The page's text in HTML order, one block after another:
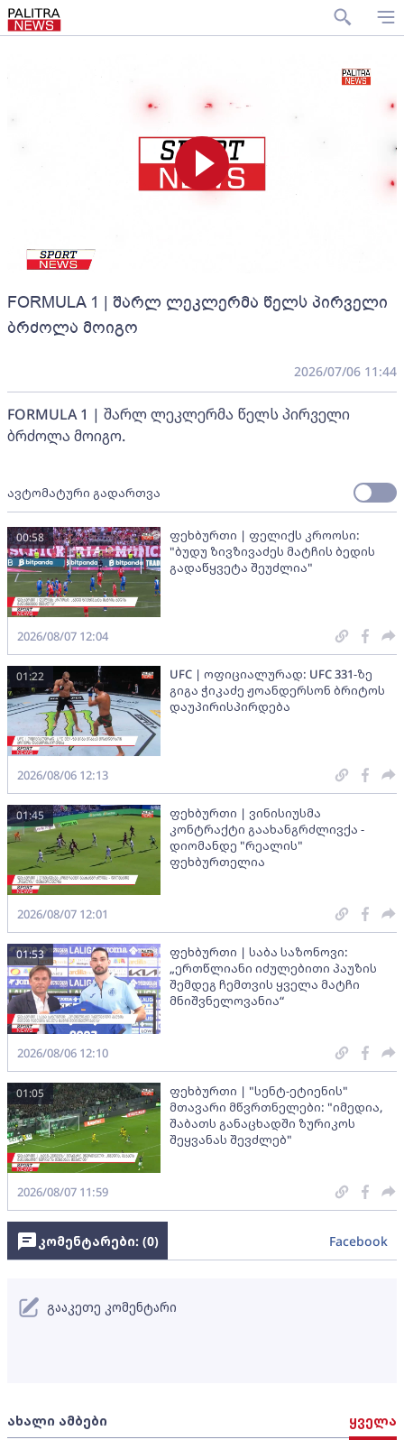
FORMULA 1 | შარლ ლეკლერმა წელს პირველი
ბრძოლა მოიგო
2026/07/06 11:44
FORMULA 1 | შარლ ლეკლერმა წელს პირველი
ბრძოლა მოიგო.
ავტომატური გადართვა
ფეხბურთი | ფელიქს კროოსი:
"ბუდუ ზივზივაძეს მატჩის ბედის
გადაწყვეტა შეუძლია"
00:58
2026/08/07 12:04
UFC | ოფიციალურად: UFC 331-ზე
გიგა ჭიკაძე ჟოანდერსონ ბრიტოს
დაუპირისპირდება
01:22
2026/08/06 12:13
ფეხბურთი | ვინისიუსმა
კონტრაქტი გაახანგრძლივქა -
დიომანდე "რეალის"
ფეხბურთელია
01:45
2026/08/07 12:01
ფეხბურთი | საბა საზონოვი:
„ერთწლიანი იძულებითი პაუზის
შემდეგ ჩემთვის ყველა მატჩი
მნიშვნელოვანია“
01:53
2026/08/06 12:10
ფეხბურთი | "სენტ-ეტიენის"
მთავარი მწვრთნელები: "იმედია,
შაბათს განაცხადში ზურიკოს
შეყვანას შევძლებ"
01:05
2026/08/07 11:59
ახალი ამბები ყველა
კომენტარები: (0) Facebook
გააკეთე კომენტარი